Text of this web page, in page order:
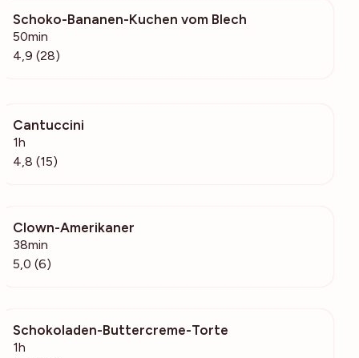
Schoko-Bananen-Kuchen vom Blech
50min
4,9 (28)
Cantuccini
1h
4,8 (15)
Clown-Amerikaner
38min
5,0 (6)
Schokoladen-Buttercreme-Torte
1h